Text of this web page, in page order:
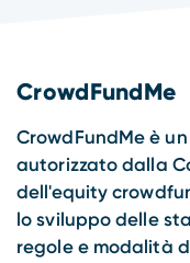
CrowdFundMe
CrowdFundMe è
autorizzato dalla
dell'equity
lo sviluppo delle
regole e modalità